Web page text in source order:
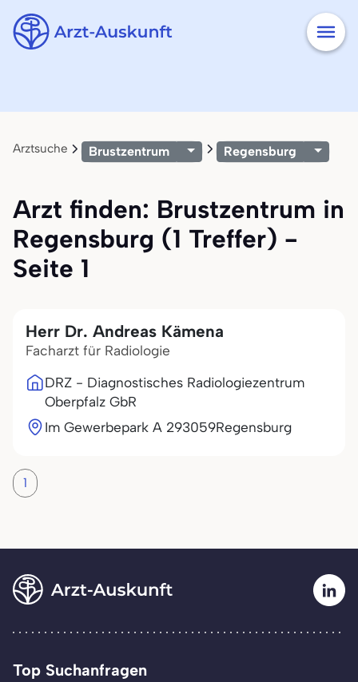
Arztsuche Brustzentrum Regensburg
Arzt finden: Brustzentrum in
Regensburg (1 Treffer) -
Seite 1
Herr Dr. Andreas Kämena
Facharzt für Radiologie
DRZ - Diagnostisches Radiologiezentrum
Oberpfalz GbR
Im Gewerbepark A 293059Regensburg
1
Top Suchanfragen